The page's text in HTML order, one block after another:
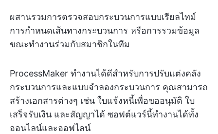
ผสานรวมการตรวจสอบกระบวนการแบบเรียลไทม์
การกำหนดเส้นทางกระบวนการ หรือการรวมข้อมูล
ขณะทำงานร่วมกับสมาชิกในทีม
ProcessMaker ทำงานได้ดีสำหรับการปรับแต่งคลัง
กระบวนการและแบบจำลองกระบวนการ คุณสามารถ
สร้างเอกสารต่างๆ เช่น ใบแจ้งหนี้เพื่อขออนุมัติ ใบ
เสร็จรับเงิน และสัญญาได้ ซอฟต์แวร์นี้ทำงานได้ทั้ง
ออนไลน์และออฟไลน์